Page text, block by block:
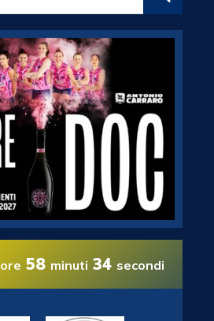
ore 58 minuti 32 secondi